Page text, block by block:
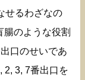
せるわざなの
のような役割
口のせいであ
2, 3, 7番出口を